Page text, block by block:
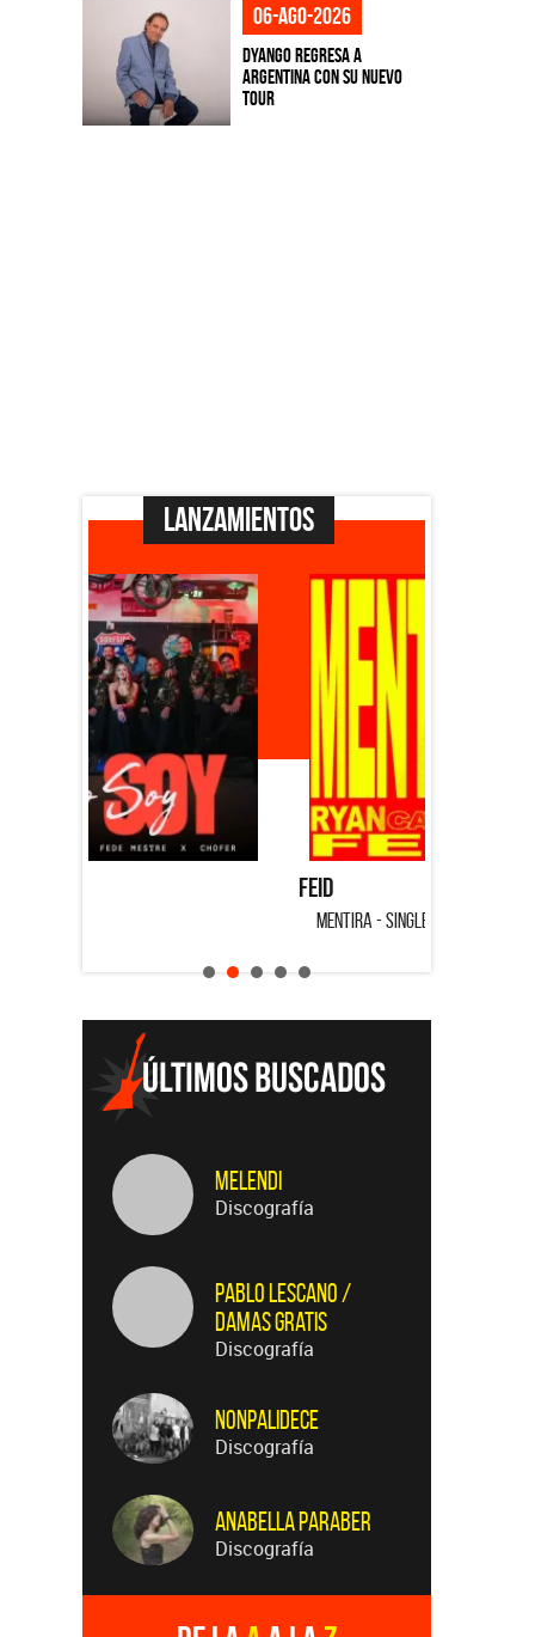
06-ago-2026
Dyango regresa a
Argentina con su nuevo
tour
Lanzamientos
Melendi
Discografía
Pablo Lescano /
Damas Gratis
Discografía
Nonpalidece
Discografía
Anabella Paraber
Discografía